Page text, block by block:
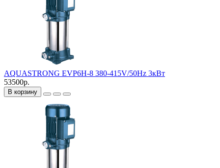
AQUASTRONG EVP6H-8 380-415V/50Hz 3кВт
53500р.
В корзину